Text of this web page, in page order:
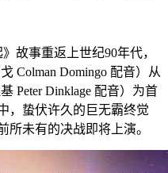
故事重返上世纪90年代，
Colman Domingo 配音）从
Peter Dinklage 配音）为首
，蛰伏许久的巨无霸终觉
所未有的决战即将上演。